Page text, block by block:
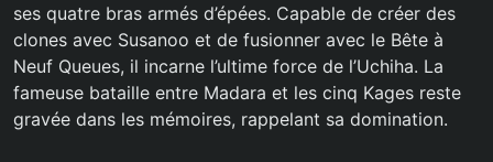
ses quatre bras armés d’épées. Capable de créer des
clones avec Susanoo et de fusionner avec le Bête à
Neuf Queues, il incarne l’ultime force de l’Uchiha. La
fameuse bataille entre Madara et les cinq Kages reste
gravée dans les mémoires, rappelant sa domination.